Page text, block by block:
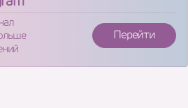
Перейти